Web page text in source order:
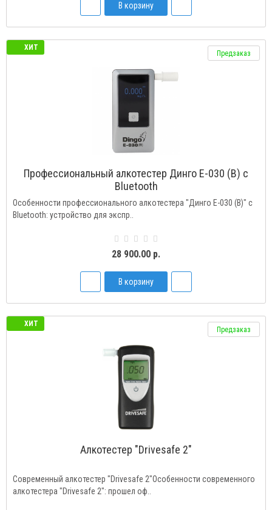
В корзину
ХИТ
Предзаказ
Профессиональный алкотестер Динго Е-030 (В) с
Bluetooth
Особенности профессионального алкотестера "Динго Е-030 (B)" с
Bluetooth: устройство для экспр..
28 900.00 р.
В корзину
ХИТ
Предзаказ
Алкотестер "Drivesafe 2"
Современный алкотестер "Drivesafe 2"Особенности современного
алкотестера "Drivesafe 2": прошел оф..